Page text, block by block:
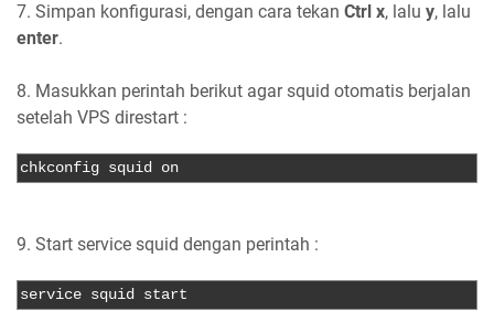
7. Simpan konfigurasi, dengan cara tekan Ctrl x, lalu y, lalu
enter.
8. Masukkan perintah berikut agar squid otomatis berjalan
setelah VPS direstart :
chkconfig squid on
9. Start service squid dengan perintah :
service squid start